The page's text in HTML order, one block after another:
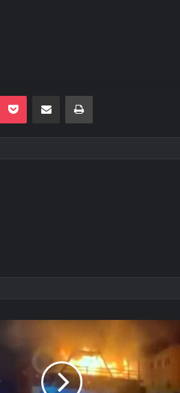
Pocket E-Posta ile paylaş Yazdır